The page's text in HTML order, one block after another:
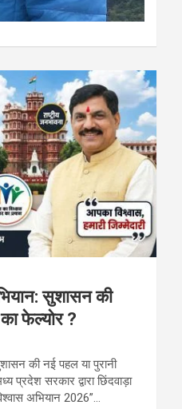
सुशासन की
फेल्योर ?
की नई पहल या पुरानी
प्रदेश सरकार द्वारा छिंदवाड़ा
अभियान 2026”…